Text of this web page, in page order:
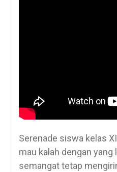
Serenade siswa kelas
mau kalah dengan yang
semangat tetap